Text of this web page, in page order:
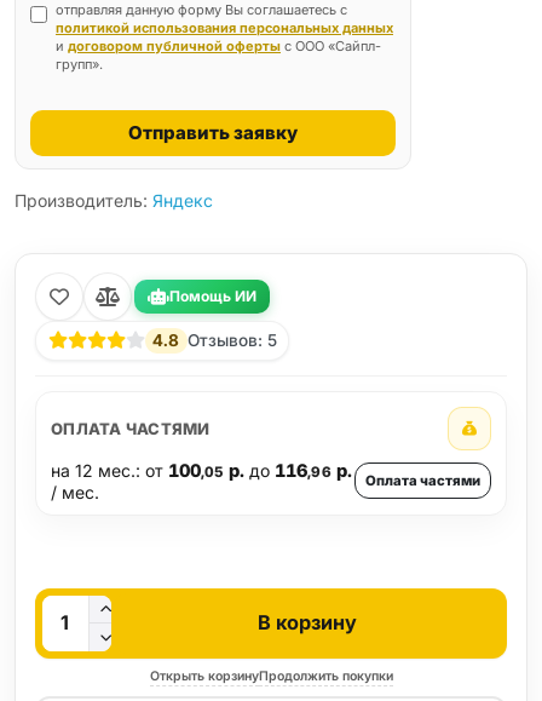
отправляя данную форму Вы соглашаетесь с
политикой использования персональных данных
и договором публичной оферты с ООО «Сайпл-
групп».
Отправить заявку
Производитель: Яндекс
Помощь ИИ
4.8 Отзывов: 5
ОПЛАТА ЧАСТЯМИ
на 12 мес.: от 100,05 р. до 116,96р.
/ мес.
Оплата частями
Кол-во
В корзину
Открыть корзинуПродолжить покупки